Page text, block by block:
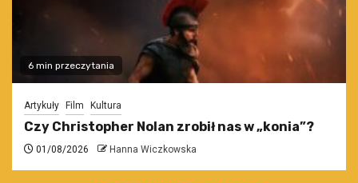
6 min przeczytania
Artykuły Film Kultura
Czy Christopher Nolan zrobił nas w „konia”?
01/08/2026 Hanna Wiczkowska